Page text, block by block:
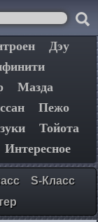
Дэу
Мазда
Пежо
Тойота
Интересное
S-Класс